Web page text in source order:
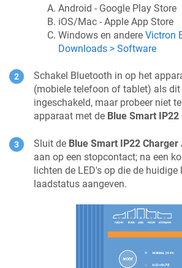
Android - Google Play Store
iOS/Mac - Apple App Store
Windows en andere Victron
Downloads > Software
Schakel Bluetooth in op het
(mobiele telefoon of tablet) als
ingeschakeld, maar probeer niet
apparaat met de Blue Smart
Sluit de Blue Smart IP22 Charger
aan op een stopcontact; na een
lichten de LED's op die de huidige
laadstatus aangeven.